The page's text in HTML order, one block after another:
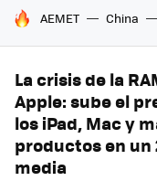
HOY SE HABLA DE
AEMET China
La crisis de la
Apple: sube el
los iPad, Mac y
productos en un
media